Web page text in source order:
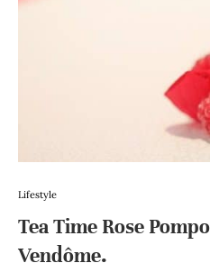
Lifestyle
Tea Time Rose
Vendôme.